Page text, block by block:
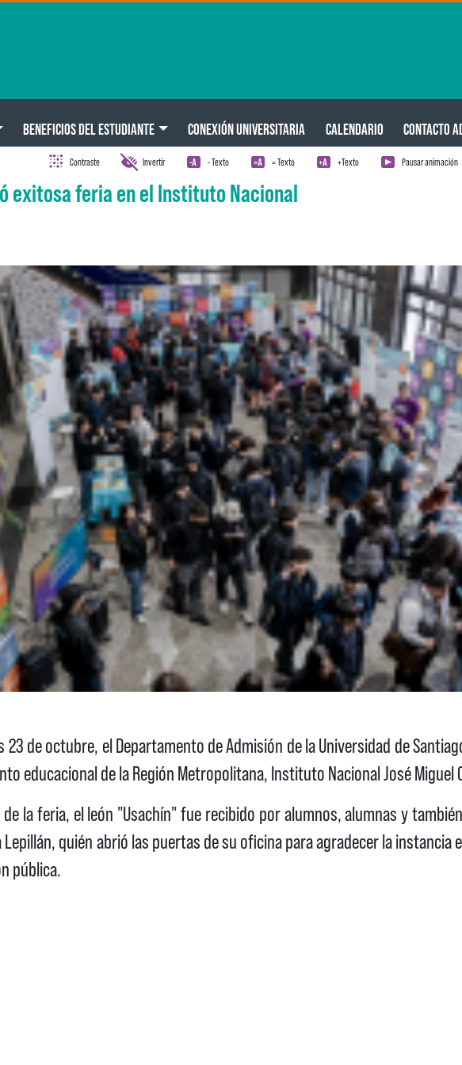
BENEFICIOS DEL ESTUDIANTE CONEXIÓN UNIVERSITARIA CALENDARIO CONTACTO
Contraste Invertir - Texto = Texto +Texto Pausar animación
exitosa feria en el Instituto Nacional
23 de octubre, el Departamento de Admisión de la Universidad de
educacional de la Región Metropolitana, Instituto Nacional José Miguel
de la feria, el león "Usachín" fue recibido por alumnos, alumnas y
quién abrió las puertas de su oficina para agradecer la instancia
pública.